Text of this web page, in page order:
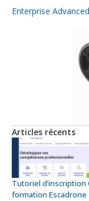
Enterprise Advanced
Articles récents
Tutoriel d’inscription
formation Escadrone